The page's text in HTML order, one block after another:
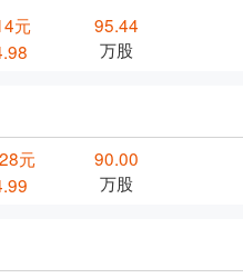
元
95.44
万股
元
90.00
万股